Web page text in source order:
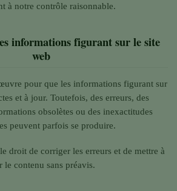
à notre contrôle raisonnable.
informations figurant sur le site
web
pour que les informations figurant sur
et à jour. Toutefois, des erreurs, des
obsolètes ou des inexactitudes
peuvent parfois se produire.
droit de corriger les erreurs et de mettre à
le contenu sans préavis.